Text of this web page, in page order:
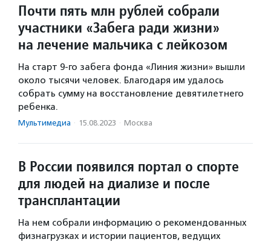
Почти пять млн рублей собрали
участники «Забега ради жизни»
на лечение мальчика с лейкозом
На старт 9-го забега фонда «Линия жизни» вышли
около тысячи человек. Благодаря им удалось
собрать сумму на восстановление девятилетнего
ребенка.
Мультимедиа · 15.08.2023 · Москва
В России появился портал о спорте
для людей на диализе и после
трансплантации
На нем собрали информацию о рекомендованных
физнагрузках и истории пациентов, ведущих